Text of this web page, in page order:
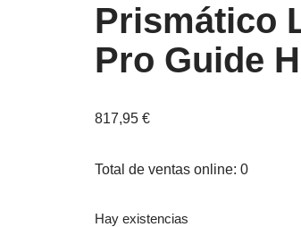
Prismático
Pro Guide
817,95 €
Total de ventas online: 0
Hay existencias